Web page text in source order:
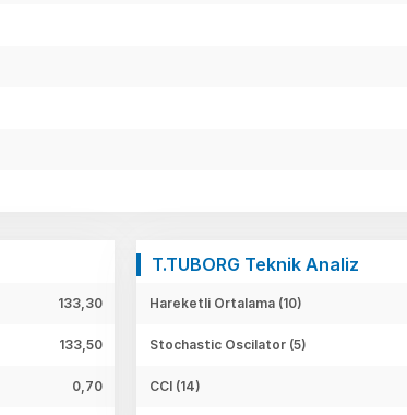
133,30
133,50
0,70
T.TUBORG Teknik Analiz
Hareketli Ortalama (10)
Stochastic Oscilator (5)
CCI (14)